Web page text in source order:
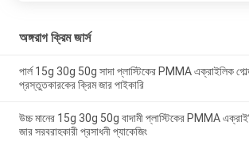
অঙ্গরাগ ক্রিম জার্স
পার্ল 15g 30g 50g সাদা প্লাস্টিকের PMMA এক্রাইলিক গোল্ড
প্রস্তুতকারকের ক্রিম জার পাইকারি
উচ্চ মানের 15g 30g 50g বাদামী প্লাস্টিকের PMMA
জার সরবরাহকারী প্রসাধনী প্যাকেজিং